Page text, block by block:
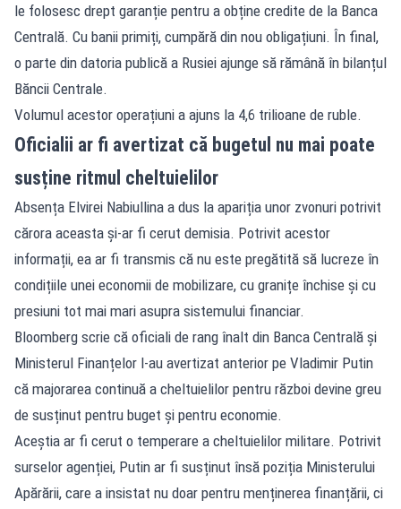
le folosesc drept garanție pentru a obține credite de la Banca
Centrală. Cu banii primiți, cumpără din nou obligațiuni. În final,
o parte din datoria publică a Rusiei ajunge să rămână în bilanțul
Băncii Centrale.
Volumul acestor operațiuni a ajuns la 4,6 trilioane de ruble.
Oficialii ar fi avertizat că bugetul nu mai poate
susține ritmul cheltuielilor
Absența Elvirei Nabiullina a dus la apariția unor zvonuri potrivit
cărora aceasta și-ar fi cerut demisia. Potrivit acestor
informații, ea ar fi transmis că nu este pregătită să lucreze în
condițiile unei economii de mobilizare, cu granițe închise și cu
presiuni tot mai mari asupra sistemului financiar.
Bloomberg scrie că oficiali de rang înalt din Banca Centrală și
Ministerul Finanțelor l-au avertizat anterior pe Vladimir Putin
că majorarea continuă a cheltuielilor pentru război devine greu
de susținut pentru buget și pentru economie.
Aceștia ar fi cerut o temperare a cheltuielilor militare. Potrivit
surselor agenției, Putin ar fi susținut însă poziția Ministerului
Apărării, care a insistat nu doar pentru menținerea finanțării, ci